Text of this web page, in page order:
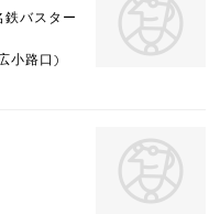
鉄バスター
小路口)